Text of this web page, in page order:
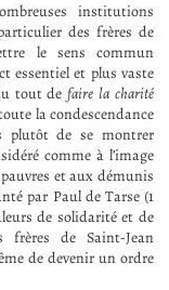
institutions
des frères de
le sens commun
essentiel et plus vaste
tout defaire la charité
la condescendance
plutôt de se montrer
comme à l’image
et aux démunis
par Paul de Tarse (1
de solidarité et de
de Saint-Jean
de devenir un ordre